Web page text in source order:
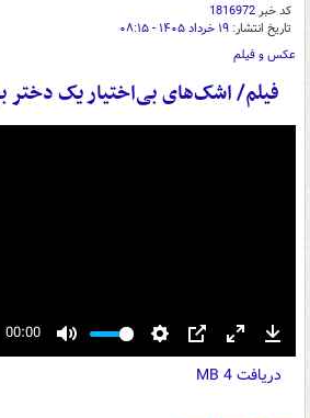
کد خبر1816972
تاریخ انتشار: ۱۹ خرداد ۱۴۰۵ - ۰۸:۱۵
عکس و فیلم
فیلم/ اشک‌های بی‌اختیار یک دختر
00:00
Mute Settings
PIP Enter
fullscreen
دریافت4 MB